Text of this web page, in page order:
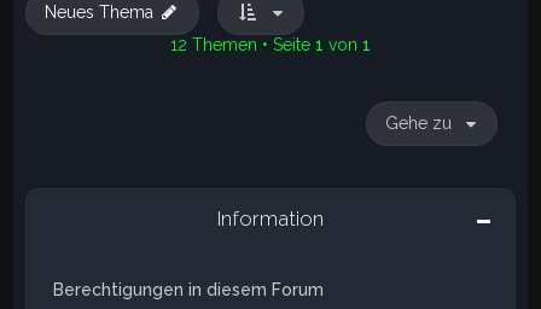
Neues Thema
12 Themen • Seite 1 von 1
Gehe zu
Information
Berechtigungen in diesem Forum